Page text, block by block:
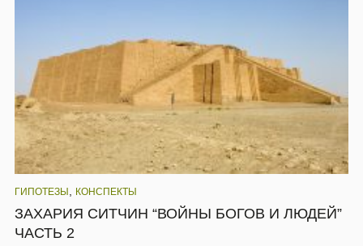
ГИПОТЕЗЫ КОНСПЕКТЫ
ЗАХАРИЯ СИТЧИН “ВОЙНЫ БОГОВ И ЛЮДЕЙ”
ЧАСТЬ 2